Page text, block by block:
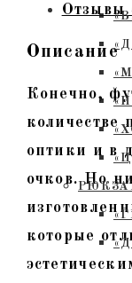
Отзывы
Описание
Конечно,
количестве
оптики и в
очков. Но
которые